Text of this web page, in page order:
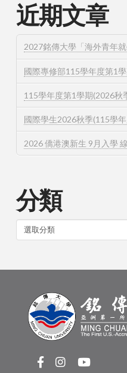
近期文章
2027銘傳大學「海外青年
國際專修部115學年度第1
115學年度第1學期(2026秋
國際學生2026秋季(115學
2026 僑港澳新生 9月入學
分類
類